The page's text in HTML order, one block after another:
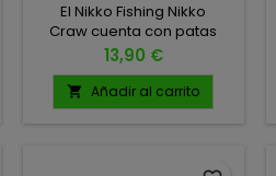
El Nikko Fishing Nikko
Craw cuenta con patas
ultra realistas, antenas,
ángulos de cuerpo
arqueado y una postura
amplia de sus pinzas,
un nivel de realismo
Precio
13,90 €
 Añadir al carrito